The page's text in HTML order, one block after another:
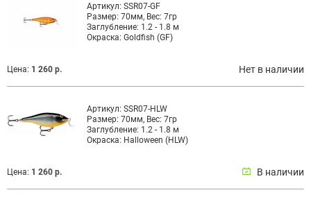
Артикул: SSR07-GF
Размер: 70мм, Вес: 7гр
Заглубление: 1.2 - 1.8 м
Окраска: Goldfish (GF)
Цена: 1 260 р. Нет в наличии
Артикул: SSR07-HLW
Размер: 70мм, Вес: 7гр
Заглубление: 1.2 - 1.8 м
Окраска: Halloween (HLW)
Цена: 1 260 р. В наличии